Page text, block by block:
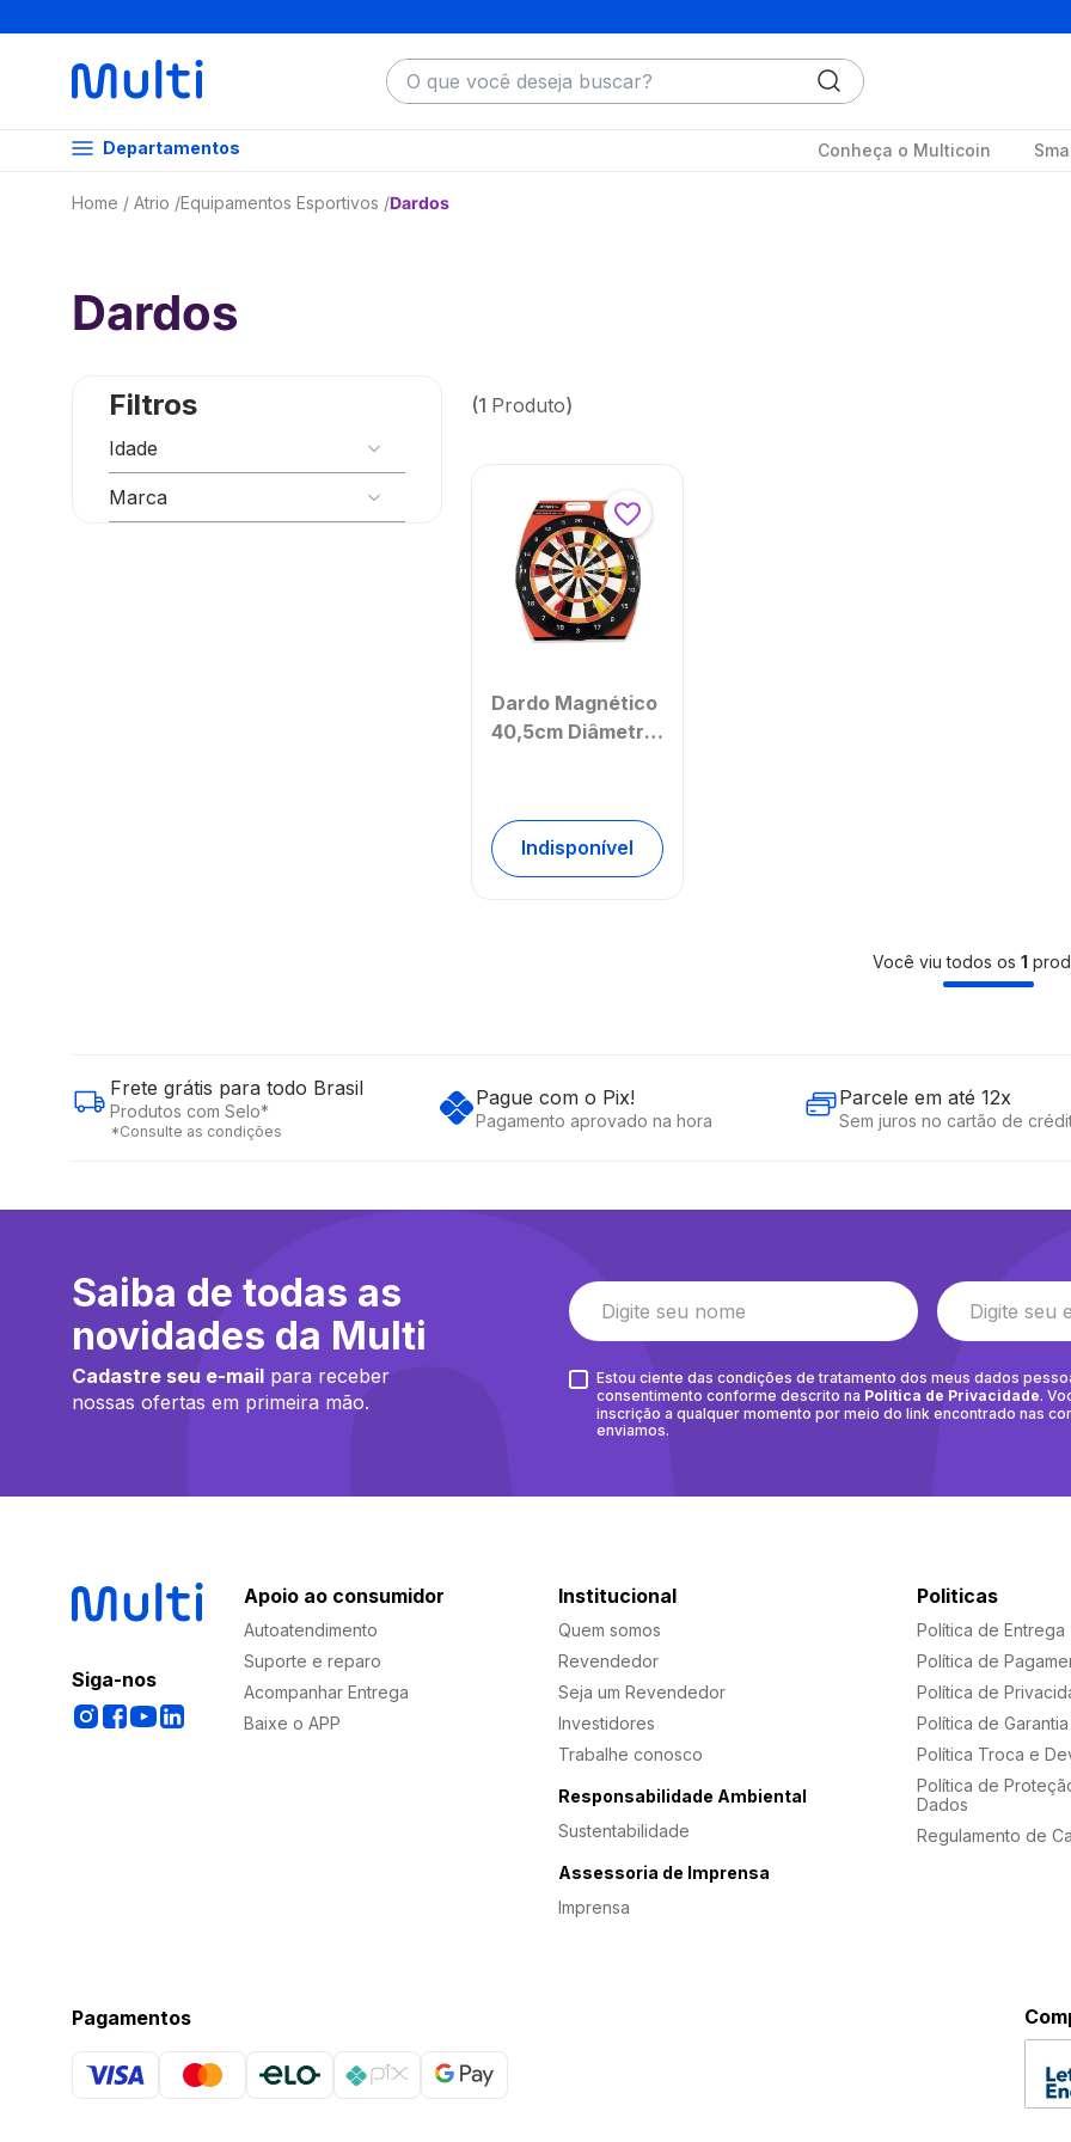
O que você deseja buscar?
Departamentos Conheça o Multicoin
Atrio Equipamentos Esportivos Dardos
Dardos
Filtros
Idade
Marca
1 Produto
Dardo Magnético
40,5cm Diâmetro
Indisponível
Você viu todos os 1
Frete grátis para todo Brasil
Produtos com Selo*
*Consulte as condições
Pague com o Pix!
Pagamento aprovado na hora
Parcele em até 12x
Sem juros no cartão de
Saiba de todas as
novidades da Multi
Cadastre seu e-mail para receber
nossas ofertas em primeira mão.
Estou ciente das condições de tratamento dos meus dados
consentimento conforme descrito na Política de Privacidade.
inscrição a qualquer momento por meio do link encontrado nas
enviamos.
Siga-nos
Apoio ao consumidor
Autoatendimento
Suporte e reparo
Acompanhar Entrega
Baixe o APP
Institucional
Quem somos
Revendedor
Seja um Revendedor
Investidores
Trabalhe conosco
Responsabilidade Ambiental
Sustentabilidade
Assessoria de Imprensa
Imprensa
Politicas
Política de Entrega
Política de
Política de
Política de Garantia
Política Troca e
Política de
Dados
Regulamento de
Pagamentos